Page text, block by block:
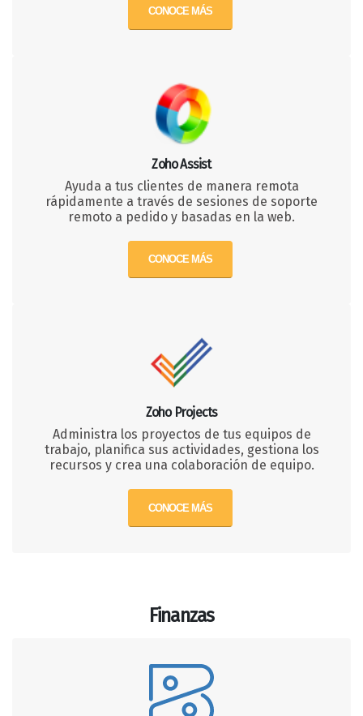
CONOCE MÁS
Zoho Assist
Ayuda a tus clientes de manera remota
rápidamente a través de sesiones de soporte
remoto a pedido y basadas en la web.
CONOCE MÁS
Zoho Projects
Administra los proyectos de tus equipos de
trabajo, planifica sus actividades, gestiona los
recursos y crea una colaboración de equipo.
CONOCE MÁS
Finanzas